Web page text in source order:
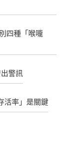
四種「喉嚨
警訊
活率」是關鍵